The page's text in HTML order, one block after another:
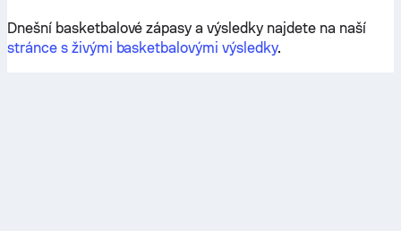
Dnešní basketbalové zápasy a výsledky najdete na naší
stránce s živými basketbalovými výsledky.